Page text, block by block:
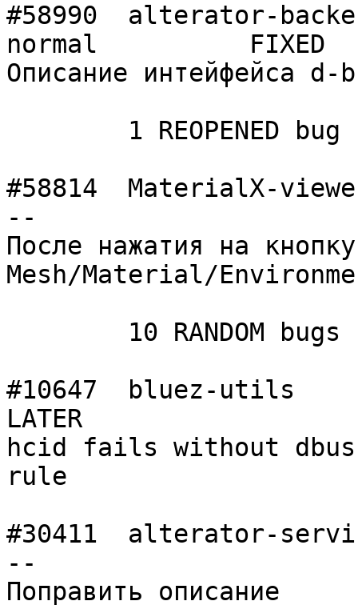
#58990	alterator-backend-security-check
normal  	FIXED
Описание интейфейса
#58814	MaterialX-viewer	normal  	 -
--
После нажатия на
Mesh/Material/
#10647	bluez-utils     	major
LATER
hcid fails without
rule
#30411	alterator-services	normal  	 -
--
Поправить описание